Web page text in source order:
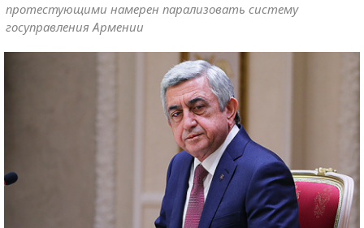
протестующими намерен парализовать систему
госуправления Армении